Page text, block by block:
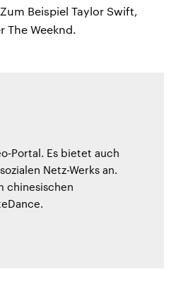
Beispiel Taylor Swift,
The Weeknd.
Portal. Es bietet auch
Netz-Werks an.
chinesischen